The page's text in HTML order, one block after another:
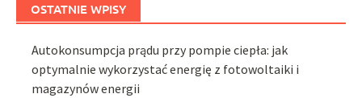
OSTATNIE WPISY
Autokonsumpcja prądu przy pompie ciepła: jak
optymalnie wykorzystać energię z fotowoltaiki i
magazynów energii